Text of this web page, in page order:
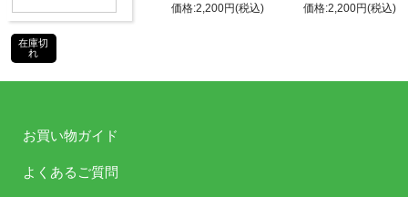
販売元
タブリエ・コミュニケーションズ株
商品番
号
在庫切
れ
価格:2,200円(税込) 価格:2,200円(税込)
お買い物ガイド
よくあるご質問